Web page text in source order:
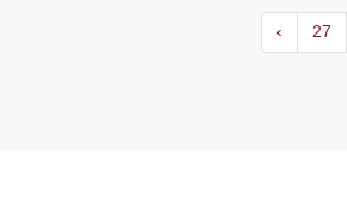
27
›